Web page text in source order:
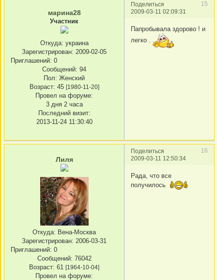
Поделиться
15
2009-03-11 02:09:31
марина28
Участник
Откуда: украина
Зарегистрирован: 2009-02-05
Приглашений: 0
Сообщений: 94
Пол: Женский
Возраст: 45 [1980-11-20]
Провел на форуме:
3 дня 2 часа
Последний визит:
2013-11-24 11:30:40
Папробывала здорово ! и
легко .
Поделиться
16
2009-03-11 12:50:34
Лиля
Откуда: Вена-Москва
Зарегистрирован: 2006-03-31
Приглашений: 0
Сообщений: 76042
Возраст: 61 [1964-10-04]
Провел на форуме:
Рада, что все
получилось